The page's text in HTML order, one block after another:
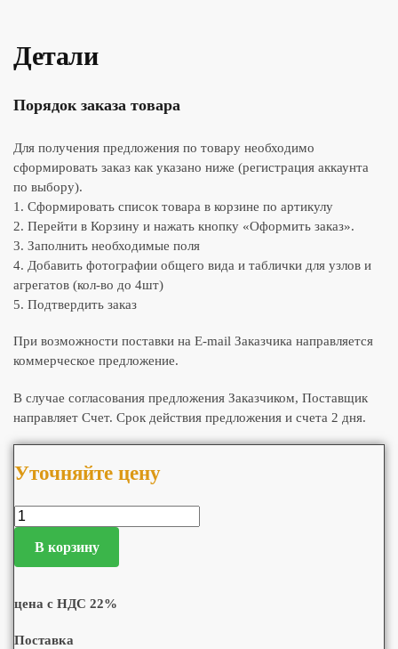
Детали
Порядок заказа товара
Для получения предложения по товару необходимо
сформировать заказ как указано ниже (регистрация аккаунта
по выбору).
1. Сформировать список товара в корзине по артикулу
2. Перейти в Корзину и нажать кнопку «Оформить заказ».
3. Заполнить необходимые поля
4. Добавить фотографии общего вида и таблички для узлов и
агрегатов (кол-во до 4шт)
5. Подтвердить заказ
При возможности поставки на E-mail Заказчика направляется
коммерческое предложение.
В случае согласования предложения Заказчиком, Поставщик
направляет Счет. Срок действия предложения и счета 2 дня.
Уточняйте цену
В корзину
цена с НДС 22%
Поставка